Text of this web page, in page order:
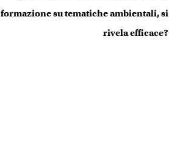
formazione su tematiche ambientali, si
rivela efficace?